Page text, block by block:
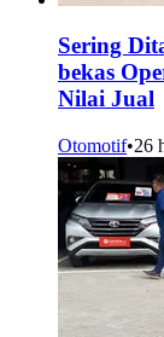
Sering
bekas
Nilai Jual
Otomotif•26